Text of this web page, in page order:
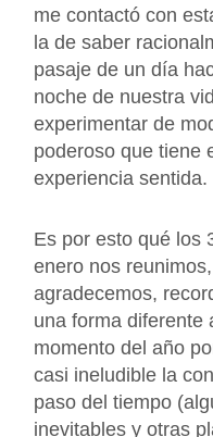
me contactó con
la de saber
pasaje de un día
noche de nuestra
experimentar de
poderoso que tiene
experiencia sentida.
Es por esto qué los
enero nos
agradecemos,
una forma diferente
momento del año
casi ineludible la
paso del tiempo
inevitables y otras